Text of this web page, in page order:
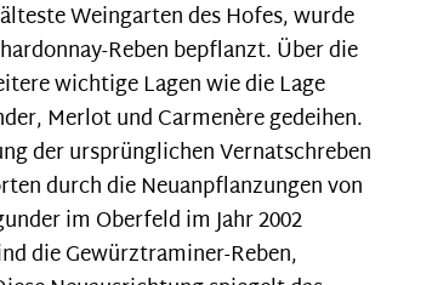
Weingarten des Hofes, wurde
Reben bepflanzt. Über die
wichtige Lagen wie die Lage
Merlot und Carmenère gedeihen.
der ursprünglichen Vernatschreben
durch die Neuanpflanzungen von
im Oberfeld im Jahr 2002
die Gewürztraminer-Reben,